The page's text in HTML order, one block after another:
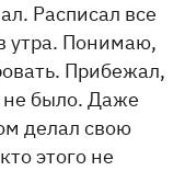
Расписал все
утра. Понимаю,
Прибежал,
не было. Даже
делал свою
этого не